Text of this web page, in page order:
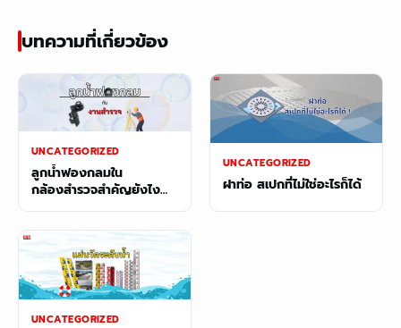
บทความที่เกี่ยวข้อง
UNCATEGORIZED
ลูกน้ำฟองกลมใน
กล้องสำรวจสำคัญยังไง
และเรื่องที่หลายคนมักเข้าใจ
UNCATEGORIZED
ฝาท่อ สเปกที่ไม่ใช่อะไรก็ได้
UNCATEGORIZED